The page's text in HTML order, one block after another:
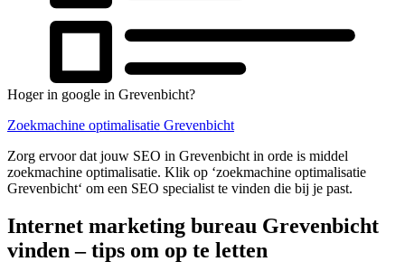
Hoger in google in Grevenbicht?
Zoekmachine optimalisatie Grevenbicht
Zorg ervoor dat jouw SEO in Grevenbicht in orde is middel
zoekmachine optimalisatie. Klik op ‘zoekmachine optimalisatie
Grevenbicht‘ om een SEO specialist te vinden die bij je past.
Internet marketing bureau Grevenbicht
vinden – tips om op te letten